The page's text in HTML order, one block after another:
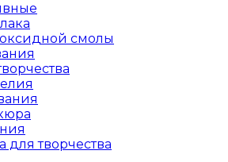
смолы
для творчества